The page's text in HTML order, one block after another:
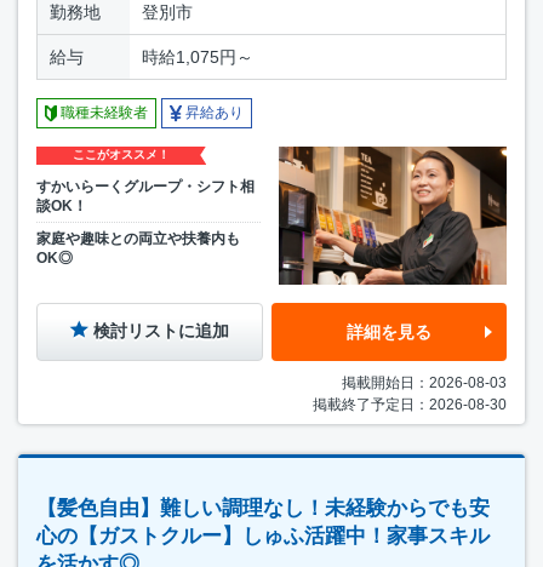
勤務地 登別市
給与 時給1,075円～
職種未経験者 昇給あり
ここがオススメ！
すかいらーくグループ・シフト相
談OK！
家庭や趣味との両立や扶養内も
OK◎
検討リストに追加 詳細を見る
掲載開始日：2026-08-03
掲載終了予定日：2026-08-30
【髪色自由】難しい調理なし！未経験からでも安
心の【ガストクルー】しゅふ活躍中！家事スキル